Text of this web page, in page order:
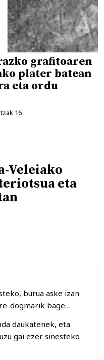
grafitoaren
plater batean
eta ordu
16
Veleiako
eta
burua aske izan
dogmarik bage…
daukatenek, eta
gai ezer sinesteko